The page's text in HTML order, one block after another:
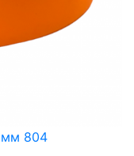
мм 804